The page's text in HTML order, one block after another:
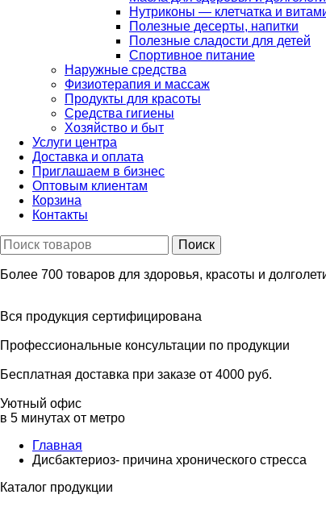
Нутриконы — клетчатка и
Полезные десерты, напитки
Полезные сладости для детей
Спортивное питание
Наружные средства
Физиотерапия и массаж
Продукты для красоты
Средства гигиены
Хозяйство и быт
Услуги центра
Доставка и оплата
Приглашаем в бизнес
Оптовым клиентам
Корзина
Контакты
Более 700 товаров для здоровья, красоты и
Вся продукция сертифицирована
Профессиональные консультации по продукции
Бесплатная доставка при заказе от 4000 руб.
Уютный офис
в 5 минутах от метро
Главная
Дисбактериоз- причина хронического стресса
Каталог продукции